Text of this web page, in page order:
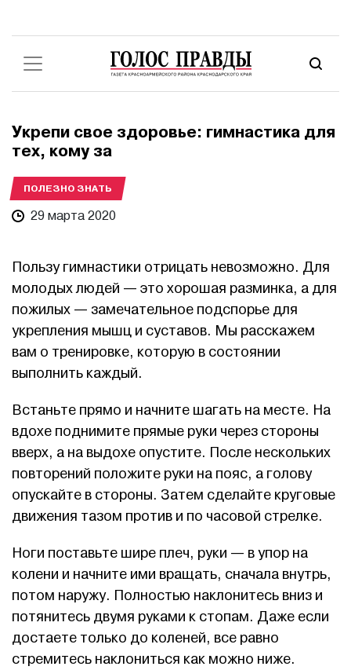
Укрепи свое здоровье: гимнастика для
тех, кому за
ПОЛЕЗНО ЗНАТЬ
29 марта 2020
Пользу гимнастики отрицать невозможно. Для
молодых людей — это хорошая разминка, а для
пожилых — замечательное подспорье для
укрепления мышц и суставов. Мы расскажем
вам о тренировке, которую в состоянии
выполнить каждый.
Встаньте прямо и начните шагать на месте. На
вдохе поднимите прямые руки через стороны
вверх, а на выдохе опустите. После нескольких
повторений положите руки на пояс, а голову
опускайте в стороны. Затем сделайте круговые
движения тазом против и по часовой стрелке.
Ноги поставьте шире плеч, руки — в упор на
колени и начните ими вращать, сначала внутрь,
потом наружу. Полностью наклонитесь вниз и
потянитесь двумя руками к стопам. Даже если
достаете только до коленей, все равно
стремитесь наклониться как можно ниже.